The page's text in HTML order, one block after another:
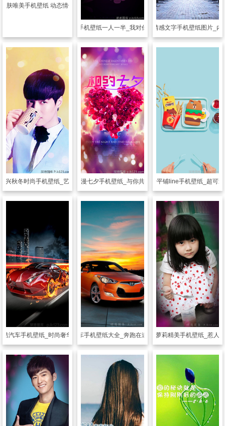
肤唯美手机壁纸 动态情侣壁纸
情侣手机壁纸一人一半_我对你的爱没有终点
透明皮肤 情感文字手机壁纸图片_内
兴秋冬时尚手机壁纸_艺心艺意的追随
透明皮肤 浪漫七夕手机壁纸_与你共度浪漫七夕
透明皮肤 可爱平铺line手机壁纸_超可
酷汽车手机壁纸_时尚奢华的汽车壁纸
透明皮肤 汽车手机壁纸大全_奔跑在道路上的汽车
透明皮肤 小萝莉精美手机壁纸_惹人